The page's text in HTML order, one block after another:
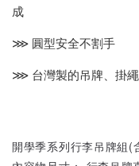
成
⋙ 圓型安全不割手
⋙ 台灣製的吊牌、掛繩
開學季系列行李吊牌組(